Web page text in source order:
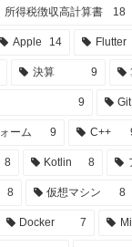
所得税徴収高計算書 18
Apple 14 Flutter
決算 9
9 Git
ーム 9 C++
8 Kotlin 8
8 仮想マシン 8
Docker 7